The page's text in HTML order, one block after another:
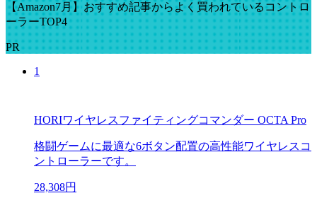
【Amazon7月】おすすめ記事からよく買われているコントロ
ーラーTOP4
PR
1
HORIワイヤレスファイティングコマンダー OCTA Pro
格闘ゲームに最適な6ボタン配置の高性能ワイヤレスコ
ントローラーです。
28,308円